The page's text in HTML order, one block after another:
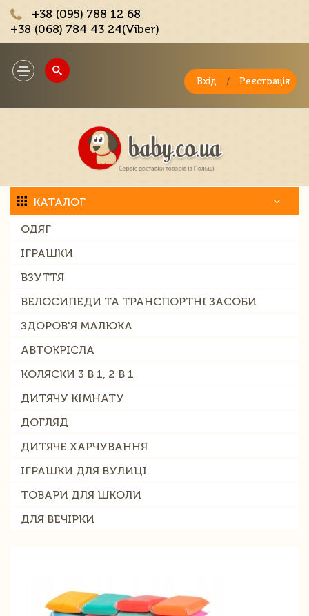
+38 (095) 788 12 68
+38 (068) 784 43 24(Viber)
Toggle
navigation
Вхід / Реєстрація
КАТАЛОГ
ОДЯГ
ІГРАШКИ
ВЗУТТЯ
ВЕЛОСИПЕДИ ТА ТРАНСПОРТНІ ЗАСОБИ
ЗДОРОВ'Я МАЛЮКА
АВТОКРІСЛА
КОЛЯСКИ 3 В 1, 2 В 1
ДИТЯЧУ КІМНАТУ
ДОГЛЯД
ДИТЯЧЕ ХАРЧУВАННЯ
ІГРАШКИ ДЛЯ ВУЛИЦІ
ТОВАРИ ДЛЯ ШКОЛИ
ДЛЯ ВЕЧІРКИ